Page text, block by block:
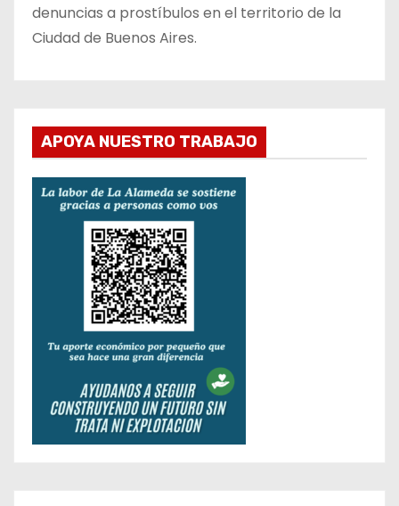
denuncias a prostíbulos en el territorio de la
Ciudad de Buenos Aires.
APOYA NUESTRO TRABAJO